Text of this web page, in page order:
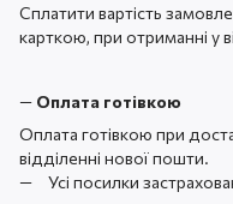
Сплатити вартість
карткою, при отриманні у
— Оплата готівкою
Оплата готівкою при
відділенні нової пошти.
Усі посилки